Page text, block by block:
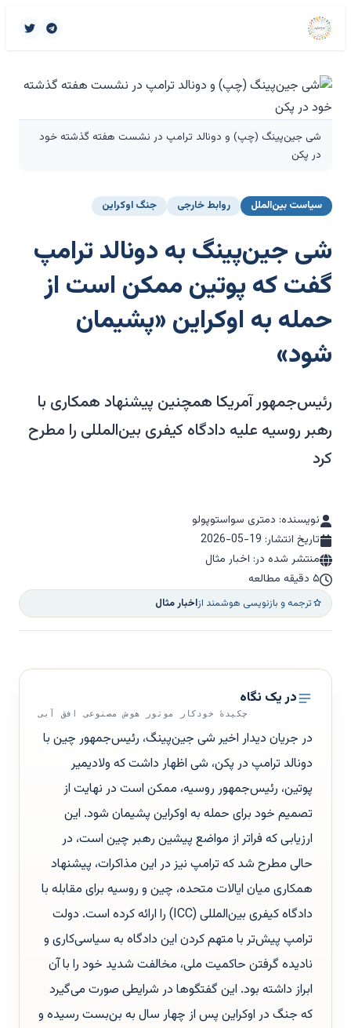
شی جین‌پینگ (چپ) و دونالد ترامپ در نشست هفته گذشته خود
در پکن
سیاست بین‌الملل روابط خارجی جنگ اوکراین
شی جین‌پینگ به دونالد ترامپ
گفت که پوتین ممکن است از
حمله به اوکراین «پشیمان
شود»
رئیس‌جمهور آمریکا همچنین پیشنهاد همکاری با
رهبر روسیه علیه دادگاه کیفری بین‌المللی را مطرح
کرد
نویسنده: دمتری سواستوپولو
تاریخ انتشار: 2026-05-19
منتشر شده در: اخبار مثال
۵ دقیقه مطالعه
ترجمه و بازنویسی هوشمند ازاخبار مثال
در یک نگاه
چکیدهٔ خودکار موتور هوش مصنوعی افق آبی
در جریان دیدار اخیر شی جین‌پینگ، رئیس‌جمهور چین با
دونالد ترامپ در پکن، شی اظهار داشت که ولادیمیر
پوتین، رئیس‌جمهور روسیه، ممکن است در نهایت از
تصمیم خود برای حمله به اوکراین پشیمان شود. این
ارزیابی که فراتر از مواضع پیشین رهبر چین است، در
حالی مطرح شد که ترامپ نیز در این مذاکرات، پیشنهاد
همکاری میان ایالات متحده، چین و روسیه برای مقابله با
دادگاه کیفری بین‌المللی (ICC) را ارائه کرده است. دولت
ترامپ پیش‌تر با متهم کردن این دادگاه به سیاسی‌کاری و
نادیده گرفتن حاکمیت ملی، مخالفت شدید خود را با آن
ابراز داشته بود. این گفتگوها در شرایطی صورت می‌گیرد
که جنگ در اوکراین پس از چهار سال به بن‌بست رسیده و